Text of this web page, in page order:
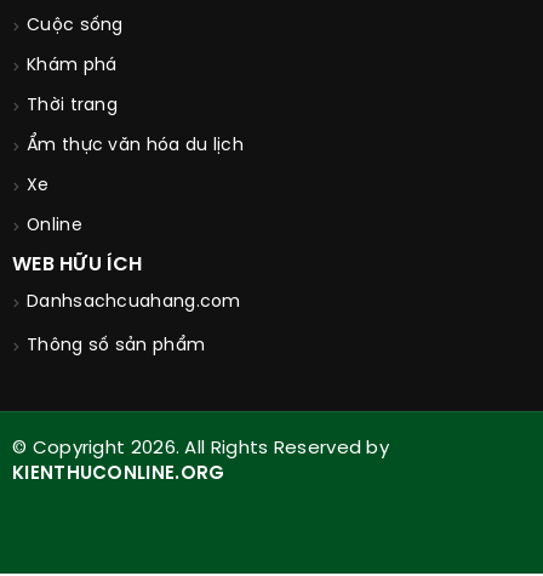
Cuộc sống
Khám phá
Thời trang
Ẩm thực văn hóa du lịch
Xe
Online
WEB HỮU ÍCH
Danhsachcuahang.com
Thông số sản phẩm
© Copyright 2026. All Rights Reserved by
KIENTHUCONLINE.ORG